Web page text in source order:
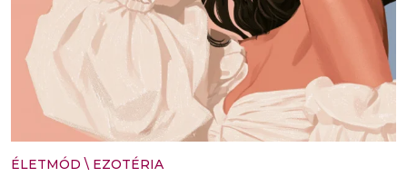
ÉLETMÓD \ EZOTÉRIA